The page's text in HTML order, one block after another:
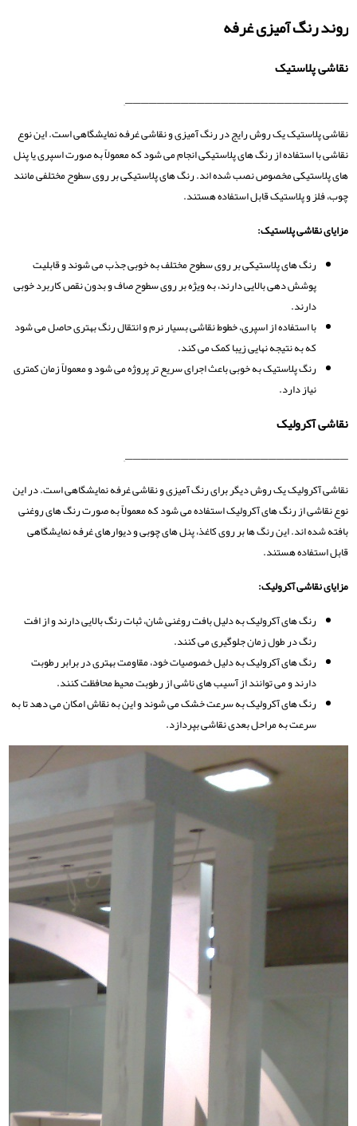
روند رنگ آمیزی غرفه
نقاشی پلاستیک
————————————————————————————–
نقاشی پلاستیک یک روش رایج در رنگ آمیزی و نقاشی غرفه نمایشگاهی است. این نوع
نقاشی با استفاده از رنگ ‌های پلاستیکی انجام می ‌شود که معمولاً به صورت اسپری یا پنل
‌های پلاستیکی مخصوص نصب شده ‌اند. رنگ ‌های پلاستیکی بر روی سطوح مختلفی مانند
چوب، فلز و پلاستیک قابل استفاده هستند.
مزایای نقاشی پلاستیک:
رنگ ‌های پلاستیکی بر روی سطوح مختلف به خوبی جذب می ‌شوند و قابلیت
پوشش دهی بالایی دارند، به ویژه بر روی سطوح صاف و بدون نقص کاربرد خوبی
دارند.
با استفاده از اسپری، خطوط نقاشی بسیار نرم و انتقال رنگ بهتری حاصل می ‌شود
که به نتیجه نهایی زیبا کمک می ‌کند.
رنگ پلاستیک به‌ خوبی باعث اجرای سریع ‌تر پروژه می ‌شود و معمولاً زمان کمتری
نیاز دارد.
نقاشی آکرولیک
————————————————————————————–
نقاشی آکرولیک یک روش دیگر برای رنگ آمیزی و نقاشی غرفه نمایشگاهی است. در این
نوع نقاشی از رنگ ‌های آکرولیک استفاده می ‌شود که معمولاً به صورت رنگ ‌های روغنی
بافته شده ‌اند. این رنگ ‌ها بر روی کاغذ، پنل ‌های چوبی و دیوارهای غرفه نمایشگاهی
قابل استفاده هستند.
مزایای نقاشی آکرولیک:
رنگ ‌های آکرولیک به دلیل بافت روغنی ‌شان، ثبات رنگ بالایی دارند و از افت
رنگ در طول زمان جلوگیری می‌ کنند.
رنگ‌ های آکرولیک به دلیل خصوصیات خود، مقاومت بهتری در برابر رطوبت
دارند و می‌ توانند از آسیب ‌های ناشی از رطوبت محیط محافظت کنند.
رنگ‌ های آکرولیک به سرعت خشک می ‌شوند و این به نقاش امکان می ‌دهد تا به
سرعت به مراحل بعدی نقاشی بپردازد.